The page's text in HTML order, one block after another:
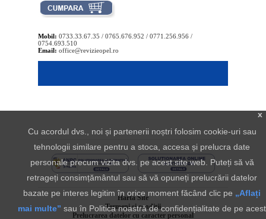
Mobil: 0733.33.67.35 / 0765.676.952 / 0771.256.956 /
0754.693.510
Email: office@revizieopel.ro
Harta Site
Termeni si conditii
Prelucrarea datelor cu caracter personal
x
Cu acordul dvs., noi și partenerii noștri folosim cookie-uri sau
tehnologii similare pentru a stoca, accesa și prelucra date
personale precum vizita dvs. pe acest site web. Puteți să vă
retrageți consimțământul sau să vă opuneți prelucrării datelor
bazate pe interes legitim în orice moment făcând clic pe „Aflați
mai multe” sau în Politica noastră de confidențialitate de pe acest